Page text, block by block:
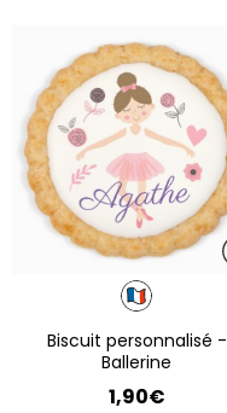
Biscuit personnalisé -
Ballerine
1,90€